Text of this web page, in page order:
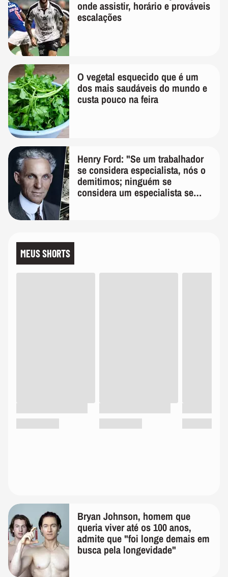
onde assistir, horário e prováveis
escalações
O vegetal esquecido que é um
dos mais saudáveis do mundo e
custa pouco na feira
Henry Ford: "Se um trabalhador
se considera especialista, nós o
demitimos; ninguém se
considera um especialista se
MEUS SHORTS
Bryan Johnson, homem que
queria viver até os 100 anos,
admite que "foi longe demais em
busca pela longevidade"